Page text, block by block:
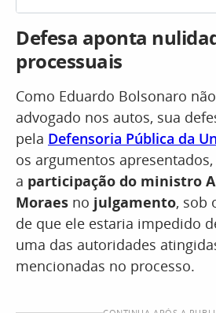
Defesa aponta
processuais
Como Eduardo Bolsonaro
advogado nos autos, sua
pela Defensoria Pública da
os argumentos apresentados,
a participação do ministro
Moraes no julgamento, sob
de que ele estaria impedido
uma das autoridades
mencionadas no processo.